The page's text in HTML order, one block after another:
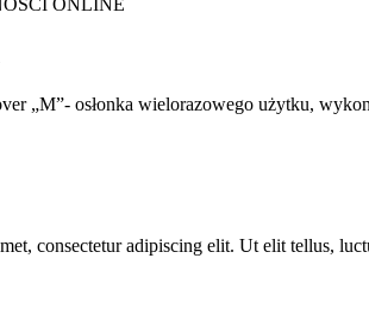
„M”- osłonka wielorazowego użytku,
consectetur adipiscing elit. Ut elit tellus,